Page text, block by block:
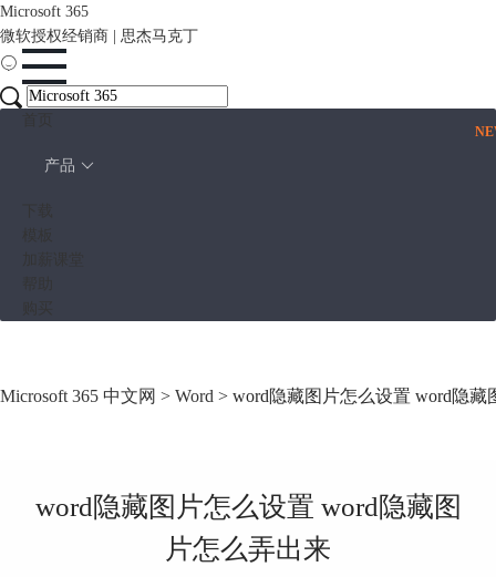
Microsoft 365
微软授权经销商 | 思杰马克丁
产品
Microsoft 365 中文网 > Word > word隐藏图片怎么设置 word隐藏
word隐藏图片怎么设置 word隐藏图
片怎么弄出来